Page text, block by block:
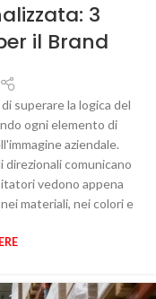
3
il Brand
superare la logica del
ogni elemento di
aziendale.
comunicano
vedono appena
materiali, nei colori e